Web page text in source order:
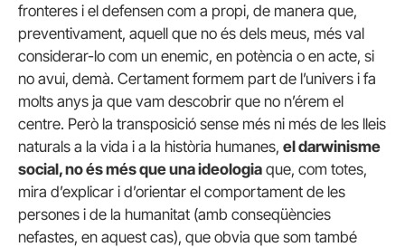
fronteres i el defensen com a propi, de manera que,
preventivament, aquell que no és dels meus, més val
considerar-lo com un enemic, en potència o en acte, si
no avui, demà. Certament formem part de l’univers i fa
molts anys ja que vam descobrir que no n’érem el
centre. Però la transposició sense més ni més de les lleis
naturals a la vida i a la història humanes, el darwinisme
social, no és més que una ideologia que, com totes,
mira d’explicar i d’orientar el comportament de les
persones i de la humanitat (amb conseqüències
nefastes, en aquest cas), que obvia que som també